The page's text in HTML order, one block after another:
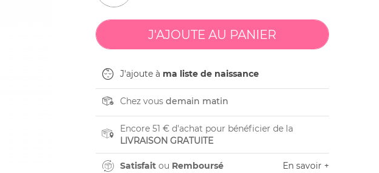
J'ajoute à ma liste de naissance
Chez vous demain matin
Encore 51 € d'achat pour bénéficier de la
LIVRAISON GRATUITE
Satisfaitou Remboursé En savoir +